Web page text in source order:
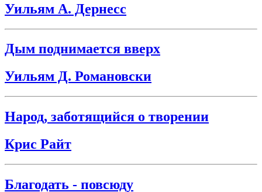
Уильям А. Дернесс
Дым поднимается вверх
Уильям Д. Романовски
Народ, заботящийся о творении
Крис Райт
Благодать - повсюду